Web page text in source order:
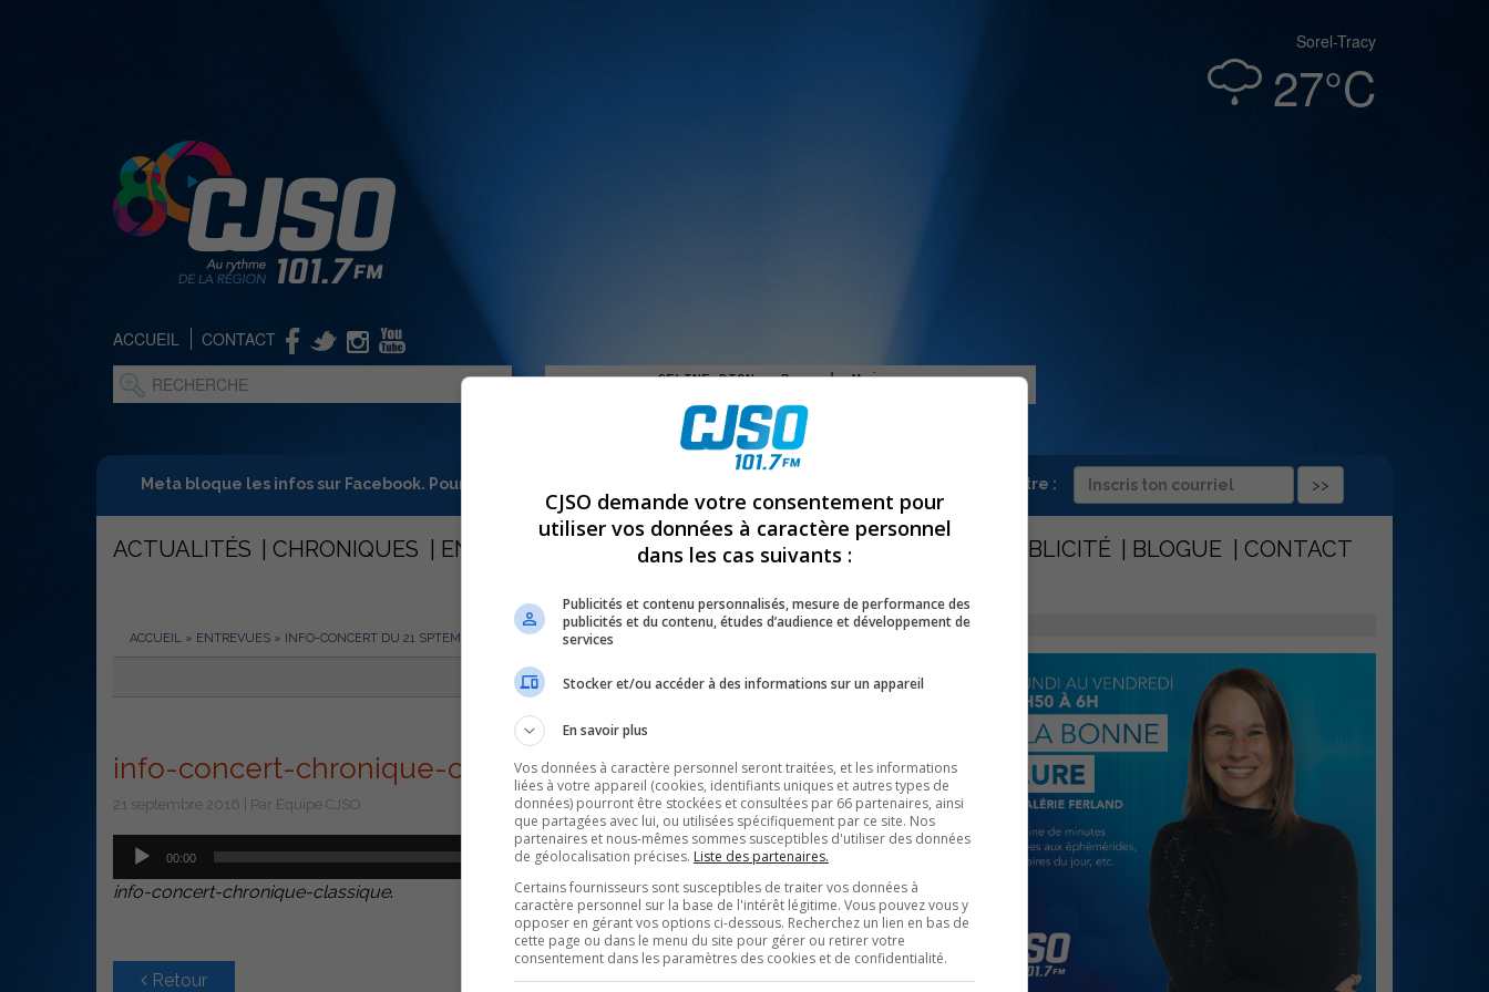
Sorel-Tracy
27°C
ACCUEIL CONTACT
Meta bloque les infos sur Facebook. Pour ne rien manquer à Sorel-Tracy et la région, abonne-toi à notre infolettre :
ACTUALITÉS CHRONIQUES ENTREVUES OPINION ÉMISSIONS CONCOURS PUBLICITÉ BLOGUE CONTACT
ACCUEIL » ENTREVUES » INFO-CONCERT DU 21 SPTEMBRE INFO-CONCERT-CHRONIQUE-CLASSIQUE
PARTAGEZ
info-concert-chronique-classique
21 septembre 2016 | Par Équipe CJSO
Lecteur
audio
00:00 00:00
Utilisez
flèches
haut/bas
pour
augmenter
ou
info-concert-chronique-classique.
Retour
CJSO demande votre consentement pour
utiliser vos données à caractère personnel
dans les cas suivants :
Publicités et contenu personnalisés, mesure de performance des
publicités et du contenu, études d’audience et développement de
services
Stocker et/ou accéder à des informations sur un appareil
En savoir plus
Vos données à caractère personnel seront traitées, et les informations
liées à votre appareil (cookies, identifiants uniques et autres types de
données) pourront être stockées et consultées par 66 partenaires, ainsi
que partagées avec lui, ou utilisées spécifiquement par ce site. Nos
partenaires et nous-mêmes sommes susceptibles d'utiliser des données
de géolocalisation précises. Liste des partenaires.
Certains fournisseurs sont susceptibles de traiter vos données à
caractère personnel sur la base de l'intérêt légitime. Vous pouvez vous y
opposer en gérant vos options ci-dessous. Recherchez un lien en bas de
cette page ou dans le menu du site pour gérer ou retirer votre
consentement dans les paramètres des cookies et de confidentialité.